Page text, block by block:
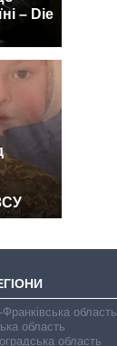
– Die
Франківська область
область
область